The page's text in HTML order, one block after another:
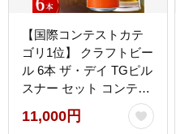
【国際コンテストカテ
ゴリ1位】 クラフトビー
ル 6本 ザ・デイ TGピル
スナー セット コンテス
ト 1位 ピルスピナー ベ
アレンビール 地ビール
11,000円